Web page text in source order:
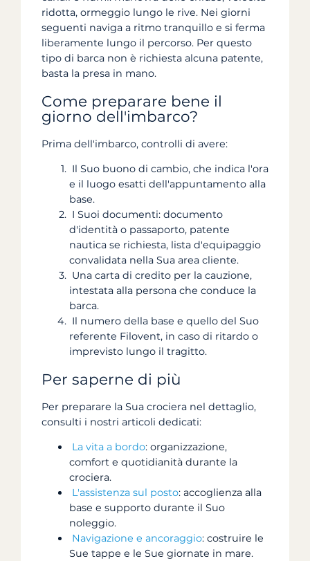
ridotta, ormeggio lungo le rive. Nei giorni
seguenti naviga a ritmo tranquillo e si ferma
liberamente lungo il percorso. Per questo
tipo di barca non è richiesta alcuna patente,
basta la presa in mano.
Come preparare bene il
giorno dell'imbarco?
Prima dell'imbarco, controlli di avere:
Il Suo buono di cambio, che indica l'ora
e il luogo esatti dell'appuntamento alla
base.
I Suoi documenti: documento
d'identità o passaporto, patente
nautica se richiesta, lista d'equipaggio
convalidata nella Sua area cliente.
Una carta di credito per la cauzione,
intestata alla persona che conduce la
barca.
Il numero della base e quello del Suo
referente Filovent, in caso di ritardo o
imprevisto lungo il tragitto.
Per saperne di più
Per preparare la Sua crociera nel dettaglio,
consulti i nostri articoli dedicati:
La vita a bordo: organizzazione,
comfort e quotidianità durante la
crociera.
L'assistenza sul posto: accoglienza alla
base e supporto durante il Suo
noleggio.
Navigazione e ancoraggio: costruire le
Sue tappe e le Sue giornate in mare.